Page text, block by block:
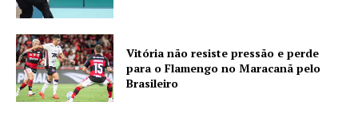
Vitória não resiste pressão e perde
para o Flamengo no Maracanã pelo
Brasileiro